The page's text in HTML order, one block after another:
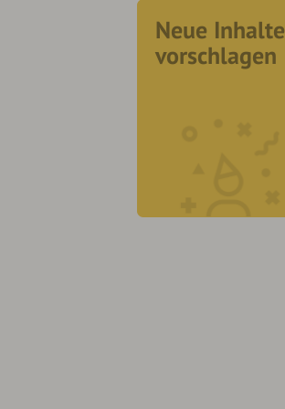
Neue Inhalte
vorschlagen